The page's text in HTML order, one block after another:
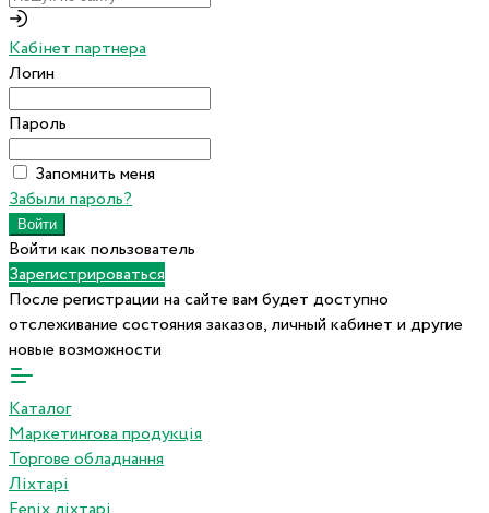
Кабінет партнера
Логин
Пароль
Запомнить меня
Забыли пароль?
Войти как пользователь
Зарегистрироваться
После регистрации на сайте вам будет доступно
отслеживание состояния заказов, личный кабинет и другие
новые возможности
Каталог
Маркетингова продукція
Торгове обладнання
Ліхтарі